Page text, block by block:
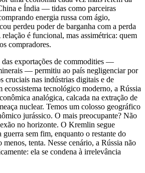
e Índia — tidas como parceiras
energia russa com ágio,
perdeu poder de barganha com a perda
é funcional, mas assimétrica: quem
compradores.
das exportações de commodities —
— permitiu ao país negligenciar por
cruciais nas indústrias digitais e de
tecnológico moderno, a Rússia
analógica, calcada na extração de
nuclear. Temos um colosso geográfico
jurássico. O mais preocupante? Não
no horizonte. O Kremlin segue
guerra sem fim, enquanto o restante do
tenta. Nesse cenário, a Rússia não
ela se condena à irrelevância